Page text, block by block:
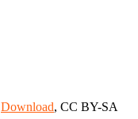
Download, CC BY-SA